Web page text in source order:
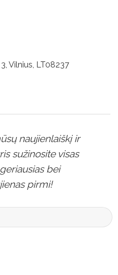
Vilnius, LT08237
naujienlaiškį ir
sužinosite visas
bei
pirmi!